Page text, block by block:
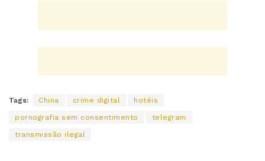
Tags: China crime digital hotéis
pornografia sem consentimento telegram
transmissão ilegal